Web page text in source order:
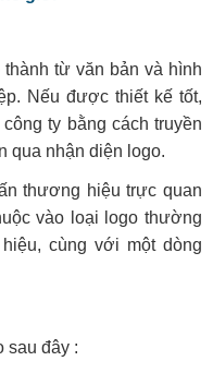
từ văn bản và hình
Nếu được thiết kế tốt,
ty bằng cách truyền
qua nhận diện logo.
thương hiệu trực quan
vào loại logo thường
cùng với một dòng
sau đây :